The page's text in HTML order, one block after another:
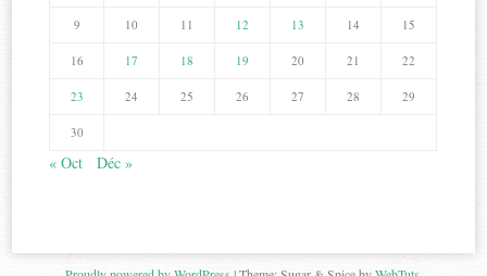
9 10 11 12 13 14 15
16 17 18 19 20 21 22
23 24 25 26 27 28 29
30
« Oct Déc »